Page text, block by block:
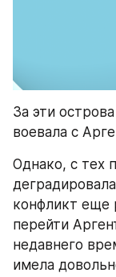
За эти
воевала с
Однако, с тех
конфликт еще
перейти
недавнего
имела